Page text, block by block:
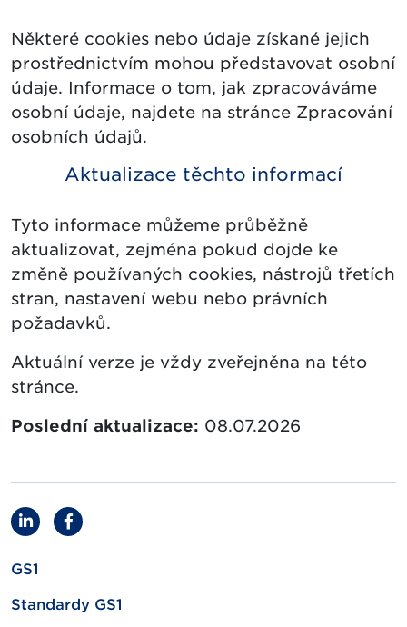
Některé cookies nebo údaje získané jejich
prostřednictvím mohou představovat osobní
údaje. Informace o tom, jak zpracováváme
osobní údaje, najdete na stránce Zpracování
osobních údajů.
Aktualizace těchto informací
Tyto informace můžeme průběžně
aktualizovat, zejména pokud dojde ke
změně používaných cookies, nástrojů třetích
stran, nastavení webu nebo právních
požadavků.
Aktuální verze je vždy zveřejněna na této
stránce.
Poslední aktualizace: 08.07.2026
GS1
Standardy GS1